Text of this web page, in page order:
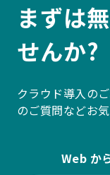
まずは
せんか?
クラウド導入の
のご質問などお
Web か